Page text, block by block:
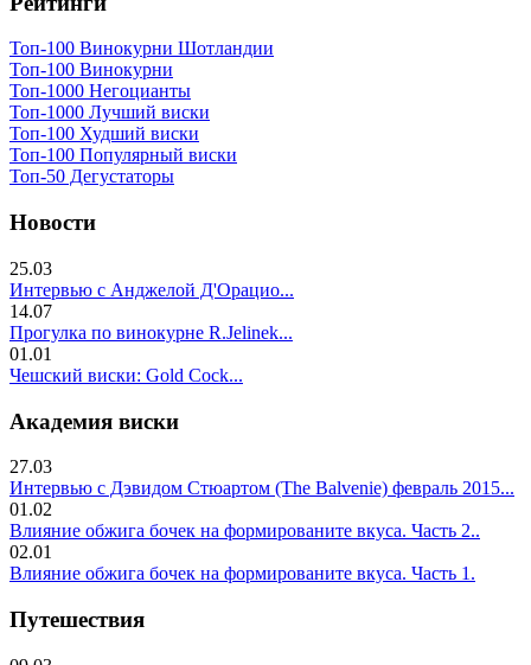
Топ-100 Винокурни Шотландии
Топ-100 Винокурни
Топ-1000 Негоцианты
Топ-1000 Лучший виски
Топ-100 Худший виски
Топ-100 Популярный виски
Топ-50 Дегустаторы
Новости
25.03
Интервью с Анджелой Д'Орацио...
14.07
Прогулка по винокурне R.Jelinek...
01.01
Чешский виски: Gold Cock...
Академия виски
27.03
Интервью с Дэвидом Стюартом (The Balvenie) февраль 2015...
01.02
Влияние обжига бочек на формированите вкуса. Часть 2..
02.01
Влияние обжига бочек на формированите вкуса. Часть 1.
Путешествия